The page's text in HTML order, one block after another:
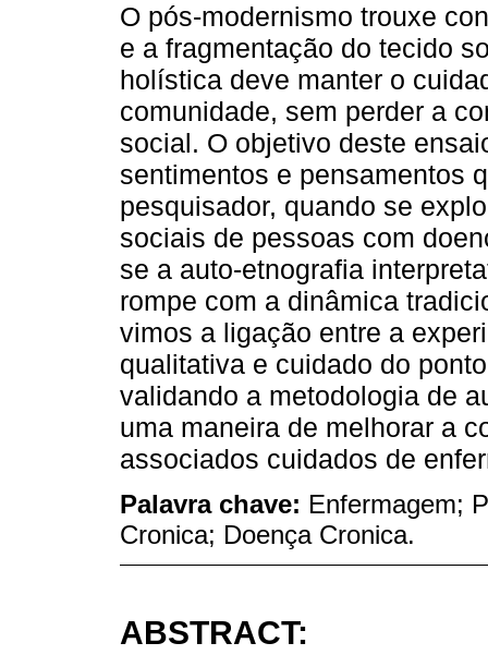
O pós-modernismo trouxe
e a fragmentação do tecido
holística deve manter o
comunidade, sem perder a
social. O objetivo deste
sentimentos e pensamentos
pesquisador, quando se
sociais de pessoas com
se a auto-etnografia
rompe com a dinâmica
vimos a ligação entre a
qualitativa e cuidado do
validando a metodologia de
uma maneira de melhorar a
associados cuidados de
Palavra chave: Enfermagem;
Cronica; Doença Cronica.
ABSTRACT: